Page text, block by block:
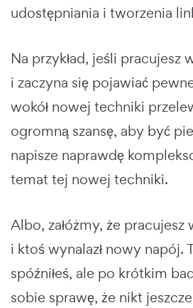
udostępniania i tworzenia
Na przykład, jeśli pracujesz
i zaczyna się pojawiać
wokół nowej techniki
ogromną szansę, aby być
napisze naprawdę
temat tej nowej techniki.
Albo, załóżmy, że
i ktoś wynalazł nowy napój.
spóźniłeś, ale po krótkim
sobie sprawę, że nikt